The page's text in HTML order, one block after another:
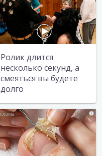
Ролик длится
несколько секунд, а
смеяться вы будете
долго
i